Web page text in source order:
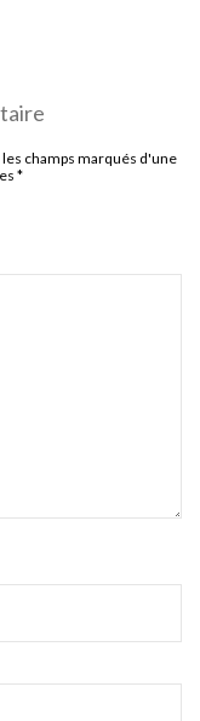
champs marqués d'une
*